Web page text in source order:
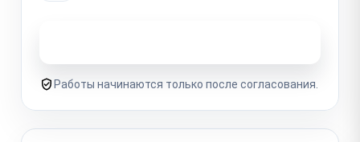
Работы начинаются только после согласования.